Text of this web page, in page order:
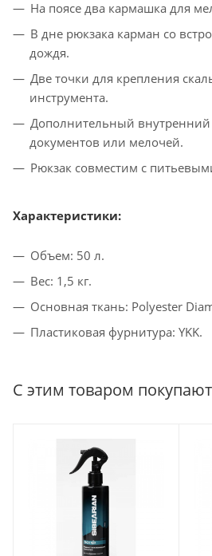
На поясе два кармашка для
В дне рюкзака карман со
дождя.
Две точки для крепления
инструмента.
Дополнительный
документов или мелочей.
Рюкзак совместим с
Характеристики:
Объем: 50 л.
Вес: 1,5 кг.
Основная ткань: Polyester
Пластиковая фурнитура: YKK.
С этим товаром покупают